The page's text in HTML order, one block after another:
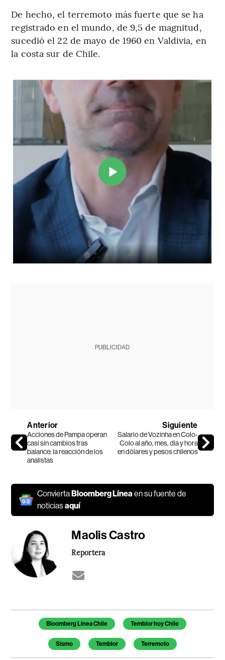
De hecho, el terremoto más fuerte que se ha
registrado en el mundo, de 9,5 de magnitud,
sucedió el 22 de mayo de 1960 en Valdivia, en
la costa sur de Chile.
PUBLICIDAD
Anterior
Acciones de Pampa operan
casi sin cambios tras
balance: la reacción de los
analistas
Siguiente
Salario de Vozinha en Colo-
Colo al año, mes, día y hora
en dólares y pesos chilenos
ConviertaBloomberg Líneaen su fuente de
noticiasaquí
Maolis Castro
Reportera
Temas de este artículo
Bloomberg Línea Chile Temblor hoy Chile
Sismo Temblor Terremoto